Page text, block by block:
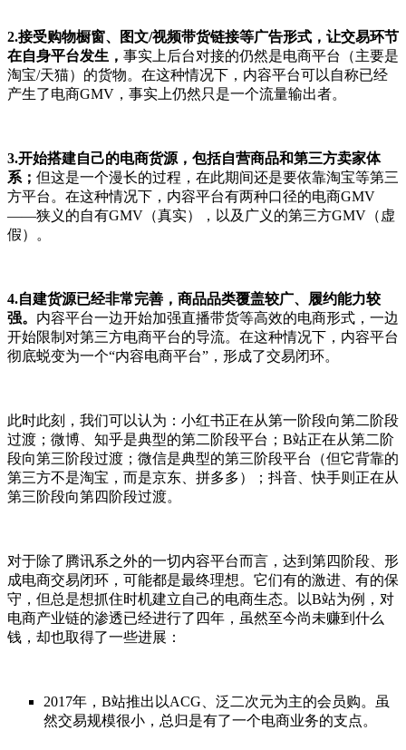
2.接受购物橱窗、图文/视频带货链接等广告形式，让交易环节
在自身平台发生， 事实上后台对接的仍然是电商平台（主要是
淘宝/天猫）的货物。在这种情况下，内容平台可以自称已经
产生了电商GMV，事实上仍然只是一个流量输出者。
3.开始搭建自己的电商货源，包括自营商品和第三方卖家体
系； 但这是一个漫长的过程，在此期间还是要依靠淘宝等第三
方平台。在这种情况下，内容平台有两种口径的电商GMV
——狭义的自有GMV（真实），以及广义的第三方GMV（虚
假）。
4.自建货源已经非常完善，商品品类覆盖较广、履约能力较
强。 内容平台一边开始加强直播带货等高效的电商形式，一边
开始限制对第三方电商平台的导流。在这种情况下，内容平台
彻底蜕变为一个“内容电商平台”，形成了交易闭环。
此时此刻，我们可以认为：小红书正在从第一阶段向第二阶段
过渡；微博、知乎是典型的第二阶段平台；B站正在从第二阶
段向第三阶段过渡；微信是典型的第三阶段平台（但它背靠的
第三方不是淘宝，而是京东、拼多多）；抖音、快手则正在从
第三阶段向第四阶段过渡。
对于除了腾讯系之外的一切内容平台而言，达到第四阶段、形
成电商交易闭环，可能都是最终理想。它们有的激进、有的保
守，但总是想抓住时机建立自己的电商生态。以B站为例，对
电商产业链的渗透已经进行了四年，虽然至今尚未赚到什么
钱，却也取得了一些进展：
2017年，B站推出以ACG、泛二次元为主的会员购。虽
然交易规模很小，总归是有了一个电商业务的支点。